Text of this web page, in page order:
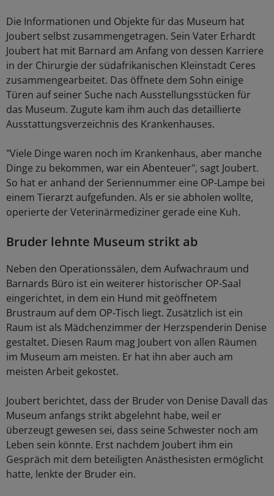
Die Informationen und Objekte für das Museum hat
Joubert selbst zusammengetragen. Sein Vater Erhardt
Joubert hat mit Barnard am Anfang von dessen Karriere
in der Chirurgie der südafrikanischen Kleinstadt Ceres
zusammengearbeitet. Das öffnete dem Sohn einige
Türen auf seiner Suche nach Ausstellungsstücken für
das Museum. Zugute kam ihm auch das detaillierte
Ausstattungsverzeichnis des Krankenhauses.
"Viele Dinge waren noch im Krankenhaus, aber manche
Dinge zu bekommen, war ein Abenteuer", sagt Joubert.
So hat er anhand der Seriennummer eine OP-Lampe bei
einem Tierarzt aufgefunden. Als er sie abholen wollte,
operierte der Veterinärmediziner gerade eine Kuh.
Bruder lehnte Museum strikt ab
Neben den Operationssälen, dem Aufwachraum und
Barnards Büro ist ein weiterer historischer OP-Saal
eingerichtet, in dem ein Hund mit geöffnetem
Brustraum auf dem OP-Tisch liegt. Zusätzlich ist ein
Raum ist als Mädchenzimmer der Herzspenderin Denise
gestaltet. Diesen Raum mag Joubert von allen Räumen
im Museum am meisten. Er hat ihn aber auch am
meisten Arbeit gekostet.
Joubert berichtet, dass der Bruder von Denise Davall das
Museum anfangs strikt abgelehnt habe, weil er
überzeugt gewesen sei, dass seine Schwester noch am
Leben sein könnte. Erst nachdem Joubert ihm ein
Gespräch mit dem beteiligten Anästhesisten ermöglicht
hatte, lenkte der Bruder ein.